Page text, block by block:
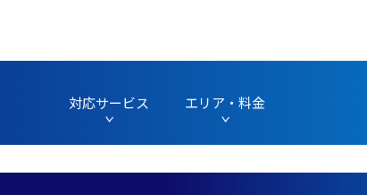
対応サービス エリア・料金